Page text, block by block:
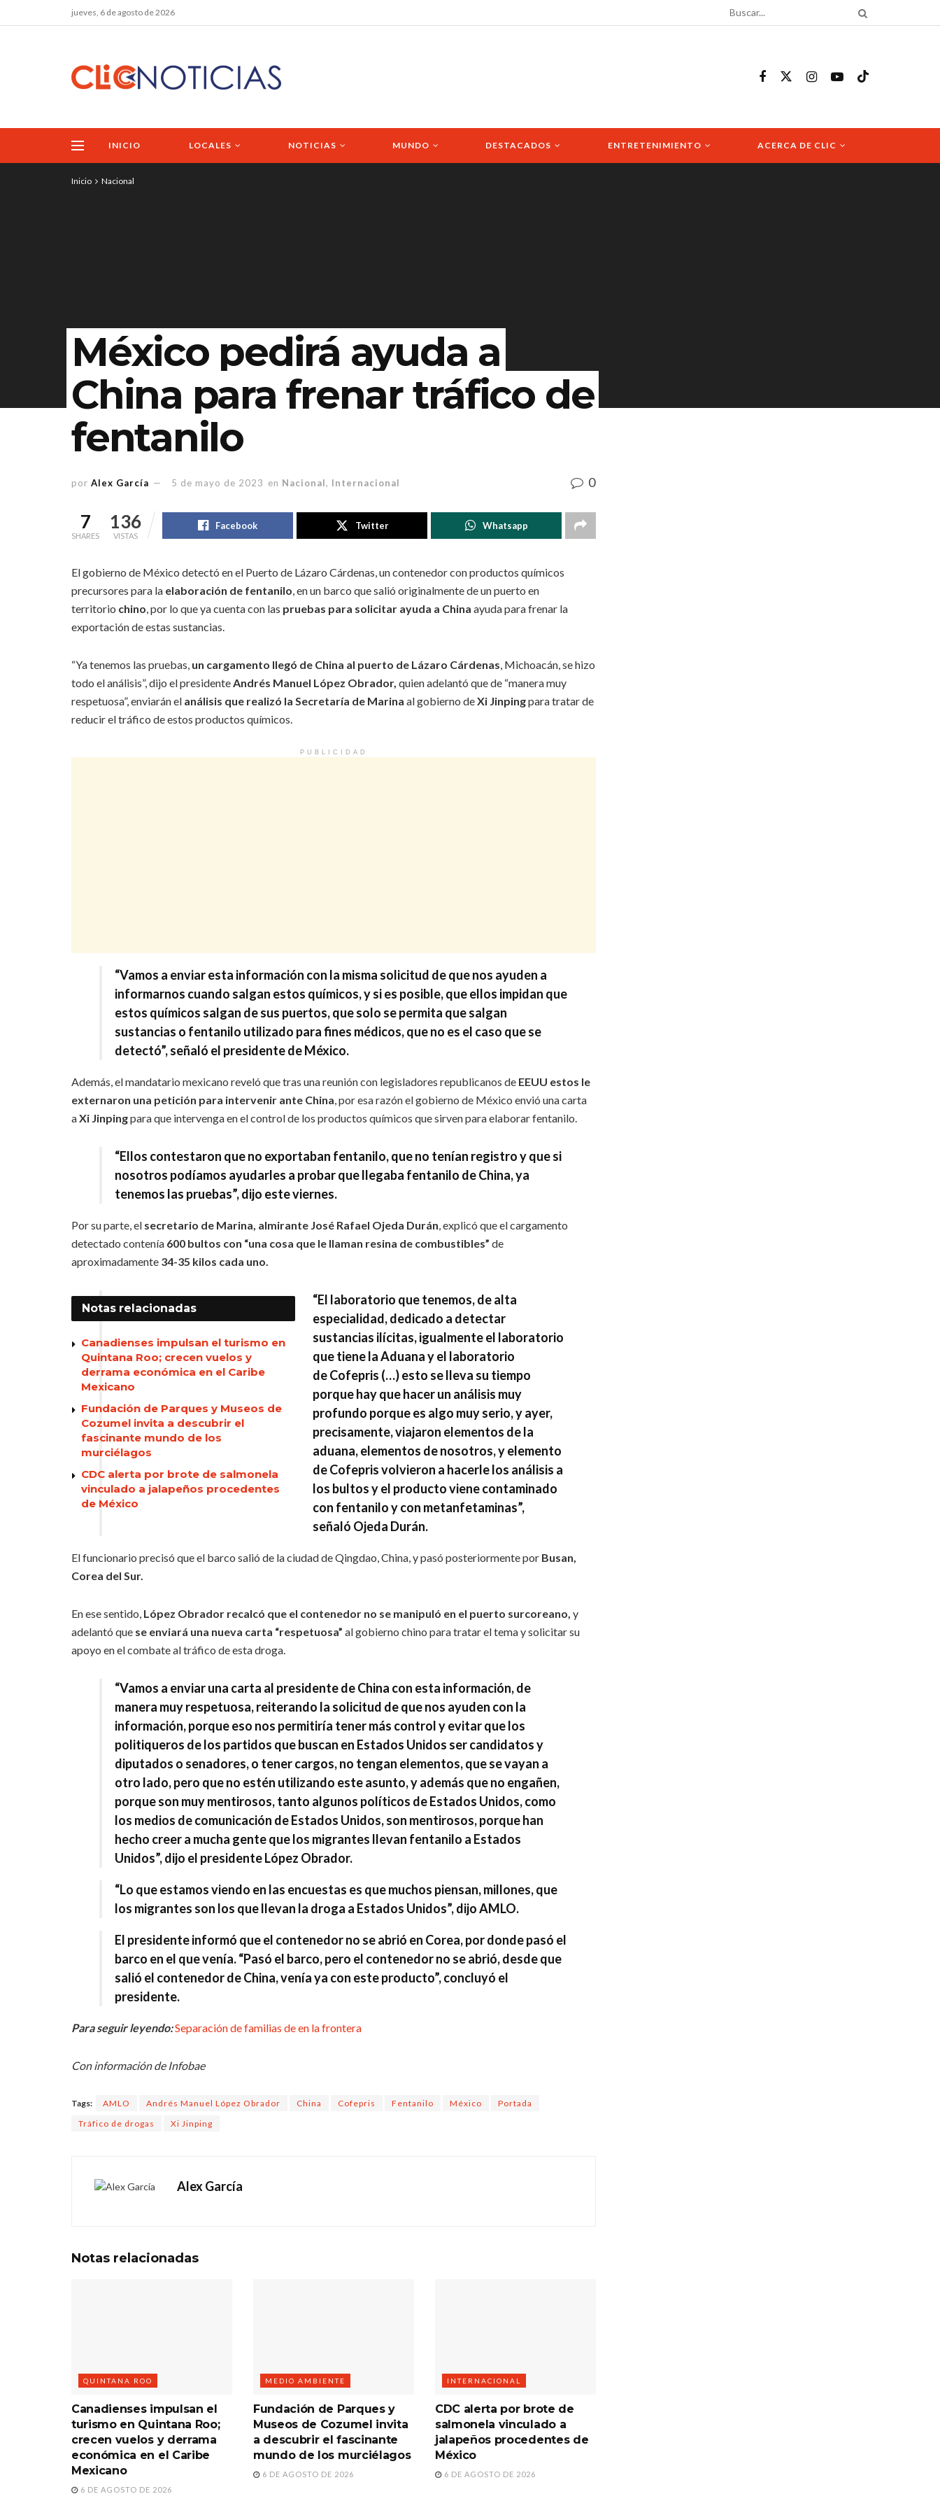
jueves, 6 de agosto de 2026
INICIO LOCALES NOTICIAS MUNDO DESTACADOS ENTRETENIMIENTO ACERCA DE CLIC
Inicio Nacional
México pedirá ayuda a
China para frenar tráfico de
fentanilo
por Alex García 5 de mayo de 2023 en Nacional, Internacional 0
7
SHARES
136
VISTAS
Facebook Twitter Whatsapp
El gobierno de México detectó en el Puerto de Lázaro Cárdenas, un contenedor con productos químicos
precursores para la elaboración de fentanilo, en un barco que salió originalmente de un puerto en
territorio chino, por lo que ya cuenta con las pruebas para solicitar ayuda a China ayuda para frenar la
exportación de estas sustancias.
“Ya tenemos las pruebas, un cargamento llegó de China al puerto de Lázaro Cárdenas, Michoacán, se hizo
todo el análisis”, dijo el presidenteAndrés Manuel López Obrador, quien adelantó que de “manera muy
respetuosa”, enviarán el análisis que realizó la Secretaría de Marina al gobierno deXi Jinpingpara tratar de
reducir el tráfico de estos productos químicos.
PUBLICIDAD
“Vamos a enviar esta información con la misma solicitud de que nos ayuden a
informarnos cuando salgan estos químicos, y si es posible,que ellos impidan que
estos químicos salgan de sus puertos,que solo se permita que salgan
sustancias o fentanilo utilizado para fines médicos, que no es el caso que se
detectó”, señaló el presidente de México.
Además, el mandatario mexicano reveló que tras una reunión con legisladores republicanos de EEUU estos le
externaron una petición para intervenir ante China, por esa razón el gobierno de México envió una carta
aXi Jinpingpara que intervenga en el control de los productos químicos que sirven para elaborar fentanilo.
“Ellos contestaron queno exportaban fentanilo, que no tenían registro y que si
nosotros podíamos ayudarles a probar que llegaba fentanilo de China, ya
tenemos las pruebas”, dijo este viernes.
Por su parte, el secretario de Marina, almirante José Rafael Ojeda Durán, explicó que el cargamento
detectado contenía 600 bultos con “una cosa que le llaman resina de combustibles” de
aproximadamente 34-35 kilos cada uno.
Notas relacionadas
Canadienses impulsan el turismo en
Quintana Roo; crecen vuelos y
derrama económica en el Caribe
Mexicano
Fundación de Parques y Museos de
Cozumel invita a descubrir el
fascinante mundo de los
murciélagos
CDC alerta por brote de salmonela
vinculado a jalapeños procedentes
de México
“El laboratorio que tenemos, de alta
especialidad, dedicado a detectar
sustancias ilícitas, igualmente el laboratorio
que tiene laAduanay el laboratorio
deCofepris (…) esto se lleva su tiempo
porque hay que hacer un análisis muy
profundo porque es algo muy serio, y ayer,
precisamente, viajaron elementos de la
aduana, elementos de nosotros, y elemento
de Cofepris volvieron a hacerle los análisis a
los bultos y el producto viene contaminado
con fentanilo y con metanfetaminas”,
señaló Ojeda Durán.
El funcionario precisó que el barco salió de la ciudad de Qingdao, China, y pasó posteriormente por Busan,
Corea del Sur.
En ese sentido, López Obrador recalcó que el contenedor no se manipuló en el puerto surcoreano, y
adelantó que se enviará una nueva carta “respetuosa” al gobierno chino para tratar el tema y solicitar su
apoyo en el combate al tráfico de esta droga.
“Vamos a enviar una carta al presidente deChina con esta información,de
manera muy respetuosa,reiterando la solicitud de que nos ayuden con la
información, porque eso nos permitiría tener más control y evitar que los
politiqueros de los partidos que buscan en Estados Unidos ser candidatos y
diputados o senadores, o tener cargos, no tengan elementos, que se vayan a
otro lado, pero que no estén utilizando este asunto, y además que no engañen,
porque son muy mentirosos, tanto algunos políticos de Estados Unidos, como
los medios de comunicación de Estados Unidos, son mentirosos, porque han
hecho creer a mucha genteque los migrantes llevan fentanilo a Estados
Unidos”, dijo el presidente López Obrador.
“Lo que estamos viendo en las encuestas es que muchos piensan, millones, que
los migrantes son los que llevan la droga a Estados Unidos”, dijo AMLO.
El presidente informó que el contenedor no se abrió en Corea, por donde pasó el
barco en el que venía. “Pasó el barco, pero el contenedor no se abrió, desde que
salió el contenedor deChina, venía ya con este producto”, concluyó el
presidente.
Para seguir leyendo:Separación de familias de en la frontera
Con información de Infobae
Tags: AMLO Andrés Manuel López Obrador China Cofepris Fentanilo México
Portada
Tráfico de drogas
Xi Jinping
Alex García
Notas relacionadas
QUINTANA ROO
Canadienses impulsan el
turismo en Quintana Roo;
crecen vuelos y derrama
económica en el Caribe
Mexicano
6 DE AGOSTO DE 2026
MEDIO AMBIENTE
Fundación de Parques y
Museos de Cozumel invita
a descubrir el fascinante
mundo de los murciélagos
6 DE AGOSTO DE 2026
INTERNACIONAL
CDC alerta por brote de
salmonela vinculado a
jalapeños procedentes de
México
6 DE AGOSTO DE 2026